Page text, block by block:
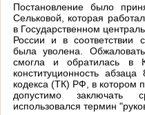
Постановление было
Сельковой, которая
в Государственном
России и в соответствии
была уволена.
смогла и обратилась в
конституционность
кодекса (ТК) РФ, в котором
допустимо заключать
использовался термин